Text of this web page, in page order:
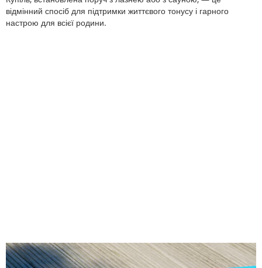
відмінний спосіб для підтримки життєвого тонусу і гарного
настрою для всієї родини.